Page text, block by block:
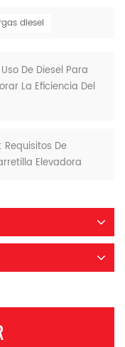
diesel
De Diesel Para
La Eficiencia Del
De
Elevadora